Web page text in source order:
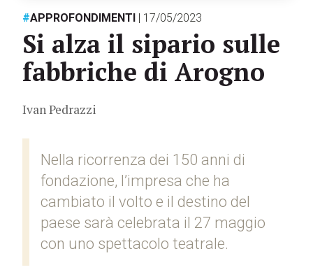
#APPROFONDIMENTI | 17/05/2023
Si alza il sipario sulle
fabbriche di Arogno
Ivan Pedrazzi
Nella ricorrenza dei 150 anni di
fondazione, l’impresa che ha
cambiato il volto e il destino del
paese sarà celebrata il 27 maggio
con uno spettacolo teatrale.